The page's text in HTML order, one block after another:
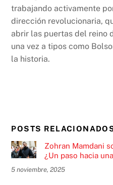
trabajando activamente
dirección revolucionaria,
abrir las puertas del reino
una vez a tipos como
la historia.
POSTS
Zohran Mamdani
¿Un paso hacia
5 noviembre, 2025